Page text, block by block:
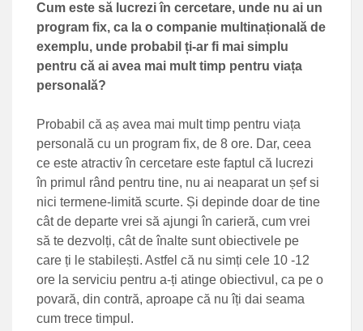
Cum este să lucrezi în cercetare, unde nu ai un
program fix, ca la o companie multinațională de
exemplu, unde probabil ți-ar fi mai simplu
pentru că ai avea mai mult timp pentru viața
personală?
Probabil că aș avea mai mult timp pentru viața
personală cu un program fix, de 8 ore. Dar, ceea
ce este atractiv în cercetare este faptul că lucrezi
în primul rând pentru tine, nu ai neaparat un șef si
nici termene-limită scurte. Și depinde doar de tine
cât de departe vrei să ajungi în carieră, cum vrei
să te dezvolți, cât de înalte sunt obiectivele pe
care ți le stabilești. Astfel că nu simți cele 10 -12
ore la serviciu pentru a-ți atinge obiectivul, ca pe o
povară, din contră, aproape că nu îți dai seama
cum trece timpul.